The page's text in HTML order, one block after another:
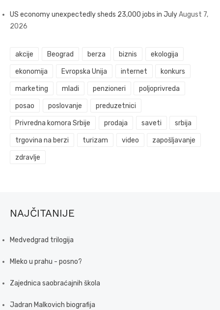
US economy unexpectedly sheds 23,000 jobs in JulyAugust 7,
2026
akcije Beograd berza biznis ekologija
ekonomija Evropska Unija internet konkurs
marketing mladi penzioneri poljoprivreda
posao poslovanje preduzetnici
Privredna komora Srbije prodaja saveti srbija
trgovina na berzi turizam video zapošljavanje
zdravlje
NAJČITANIJE
Medvedgrad trilogija
Mleko u prahu - posno?
Zajednica saobraćajnih škola
Jadran Malkovich biografija